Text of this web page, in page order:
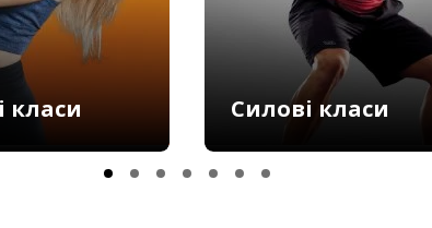
класи Силові класи